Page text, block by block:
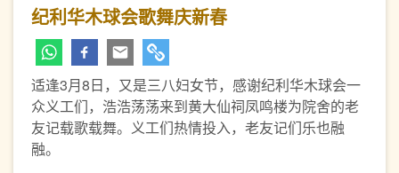
纪利华木球会歌舞庆新春
适逢3月8日，又是三八妇女节，感谢纪利华木球会一
众义工们，浩浩荡荡来到黄大仙祠凤鸣楼为院舍的老
友记载歌载舞。义工们热情投入，老友记们乐也融
融。